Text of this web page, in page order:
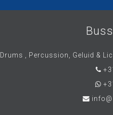
Drums , Percussion, Geluid &